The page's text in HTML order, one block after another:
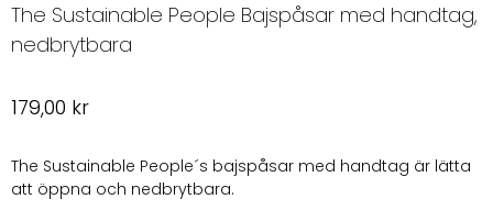
The Sustainable People Bajspåsar med handtag,
nedbrytbara
179,00 kr
The Sustainable People´s bajspåsar med handtag är lätta
att öppna och nedbrytbara.